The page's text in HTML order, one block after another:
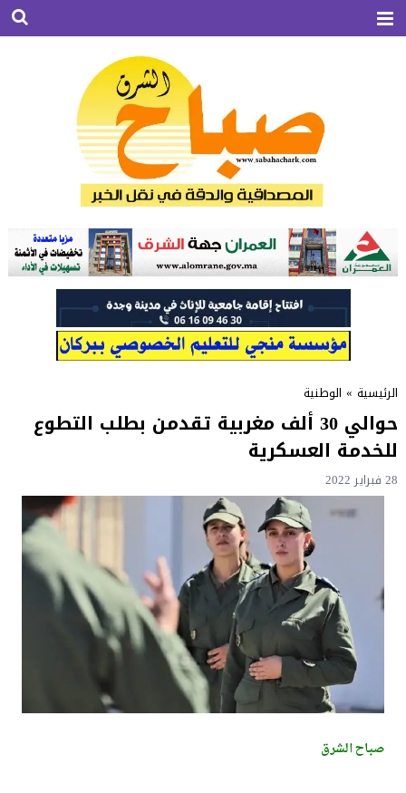
الرئيسية » الوطنية
حوالي 30 ألف مغربية تقدمن بطلب التطوع
للخدمة العسكرية
28 فبراير 2022
صباح الشرق